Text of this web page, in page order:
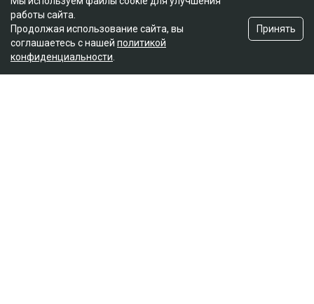
работы сайта.
Продолжая использование сайта, вы
соглашаетесь с нашей политикой
конфиденциальности
Принять